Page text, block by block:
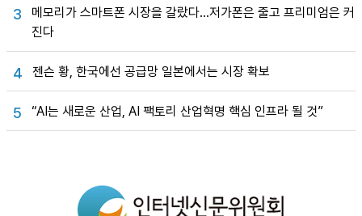
3
메모리가 스마트폰 시장을 갈랐다…저가폰은 줄고 프리미엄은 커
진다
4 젠슨 황, 한국에선 공급망 일본에서는 시장 확보
5 “AI는 새로운 산업, AI 팩토리 산업혁명 핵심 인프라 될 것”